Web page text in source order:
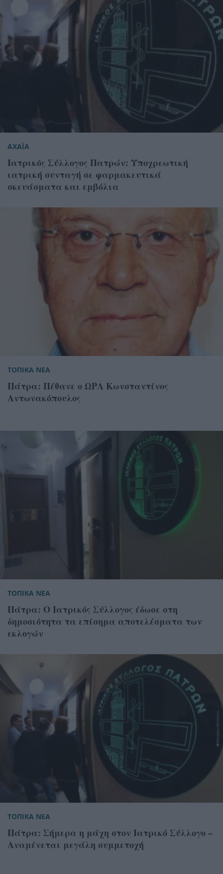
ΑΧΑΪΑ
Ιατρικός Σύλλογος Πατρών: Υποχρεωτική
ιατρική συνταγή σε φαρμακευτικά
σκευάσματα και εμβόλια
ΤΟΠΙΚΑ ΝΕΑ
Πάτρα: Πέθανε ο ΩΡΛ Κωνσταντίνος
Αντωνακόπουλος
ΤΟΠΙΚΑ ΝΕΑ
Πάτρα: Ο Ιατρικός Σύλλογος έδωσε στη
δημοσιότητα τα επίσημα αποτελέσματα των
εκλογών
ΤΟΠΙΚΑ ΝΕΑ
Πάτρα: Σήμερα η μάχη στον Ιατρικό Σύλλογο –
Αναμένεται μεγάλη συμμετοχή